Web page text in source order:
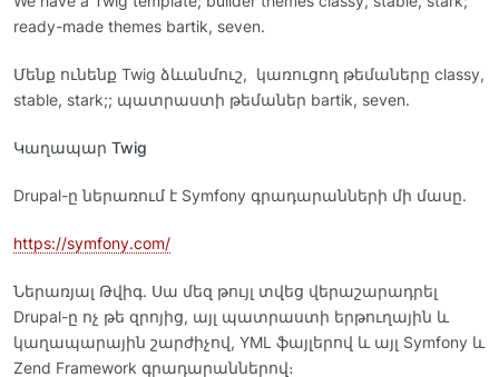
ready-made themes bartik, seven.
Մենք ունենք Twig ձևանմուշ, կառուցող թեմաները classy,
stable, stark;; պատրաստի թեմաներ bartik, seven.
Կաղապար Twig
Drupal-ը ներառում է Symfony գրադարանների մի մասը.
https://symfony.com/
Ներառյալ Թվիգ. Սա մեզ թույլ տվեց վերաշարադրել
Drupal-ը ոչ թե զրոյից, այլ պատրաստի երթուղային և
կաղապարային շարժիչով, YML ֆայլերով և այլ Symfony և
Zend Framework գրադարաններով։